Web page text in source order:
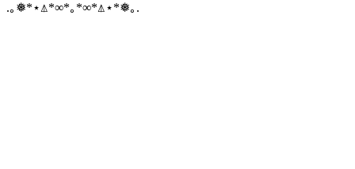
.｡❅*⋆⍋*∞*｡*∞*⍋⋆*❅｡.